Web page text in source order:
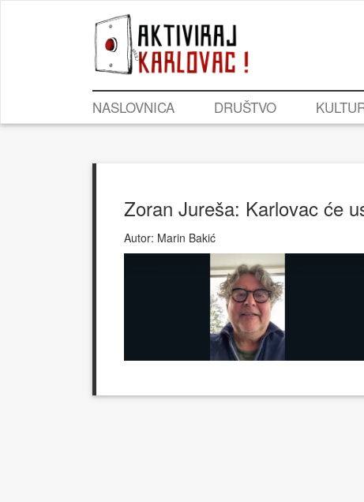
NASLOVNICA DRUŠTVO
Zoran Jureša: Karlovac će
Autor: Marin Bakić